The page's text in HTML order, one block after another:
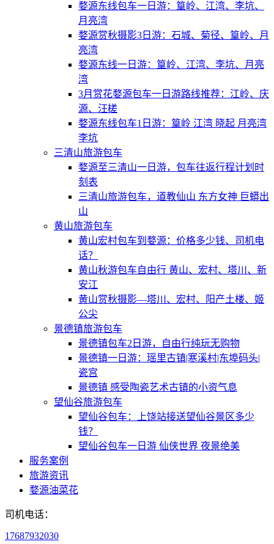
婺源东线包车一日游：篁岭、江湾、李坑、
月亮湾
婺源赏秋摄影3日游：石城、菊径、篁岭、月
亮湾
婺源东线一日游：篁岭、江湾、李坑、月亮
湾
3月赏花婺源包车一日游路线推荐：江岭、庆
源、汪槎
婺源东线包车1日游：篁岭 江湾 晓起 月亮湾
李坑
三清山旅游包车
婺源至三清山一日游，包车往返行程计划时
刻表
三清山旅游包车，道教仙山 东方女神 巨蟒出
山
黄山旅游包车
黄山宏村包车到婺源：价格多少钱、司机电
话？
黄山秋游包车自由行 黄山、宏村、塔川、新
安江
黄山赏秋摄影—塔川、宏村、阳产土楼、姬
公尖
景德镇旅游包车
景德镇包车2日游，自由行纯玩无购物
景德镇一日游：瑶里古镇|寒溪村|东埠码头|
瓷宫
景德镇 感受陶瓷艺术古镇的小资气息
望仙谷旅游包车
望仙谷包车：上饶站接送望仙谷景区多少
钱？
望仙谷包车一日游 仙侠世界 夜景绝美
服务案例
旅游资讯
婺源油菜花
司机电话：
17687932030